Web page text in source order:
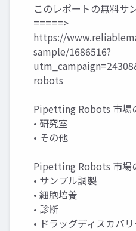
このレポートの無料サ
=====>
https://
sample/1686516?
robots
Pipetting Robots 市場
• 研究室
• その他
Pipetting Robots 市場
• サンプル調製
• 細胞培養
• 診断
• ドラッグディスカバリ